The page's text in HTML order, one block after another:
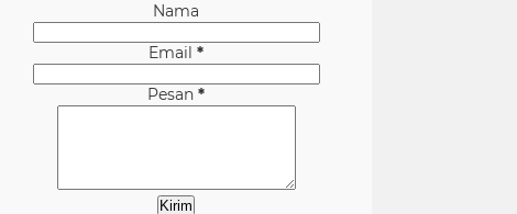
Nama
Email *
Pesan *